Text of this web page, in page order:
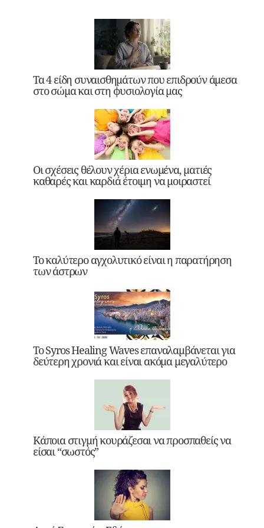
Τα 4 είδη συναισθημάτων που επιδρούν άμεσα
στο σώμα και στη φυσιολογία μας
Οι σχέσεις θέλουν χέρια ενωμένα, ματιές
καθαρές και καρδιά έτοιμη να μοιραστεί
Το καλύτερο αγχολυτικό είναι η παρατήρηση
των άστρων
Το Syros Healing Waves επαναλαμβάνεται για
δεύτερη χρονιά και είναι ακόμα μεγαλύτερο
Κάποια στιγμή κουράζεσαι να προσπαθείς να
είσαι “σωστός”